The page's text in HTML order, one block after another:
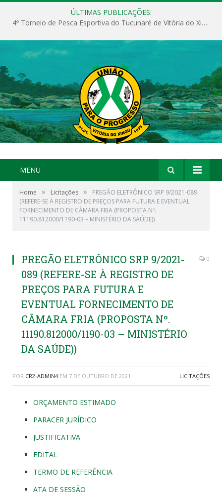
ÚLTIMAS PUBLICAÇÕES:
4º Torneio de Pesca Esportiva do Tucunaré de Vitória do Xingu
MENU
Home » Licitações »
PREGÃO ELETRÔNICO SRP 9/2021-089
(REFERE-SE À REGISTRO DE PREÇOS PARA FUTURA E EVENTUAL
FORNECIMENTO DE CÂMARA FRIA (PROPOSTA Nº.
11190.812000/1190-03 – MINISTÉRIO DA SAÚDE))
PREGÃO ELETRÔNICO SRP 9/2021-
089 (REFERE-SE À REGISTRO DE
PREÇOS PARA FUTURA E
EVENTUAL FORNECIMENTO DE
CÂMARA FRIA (PROPOSTA Nº.
11190.812000/1190-03 – MINISTÉRIO
DA SAÚDE))
0
POR CR2-ADMIN4 EM 7 DE OUTUBRO DE 2021 LICITAÇÕES
ORÇAMENTO ESTIMADO
PARACER JURÍDICO
JUSTIFICATIVA
EDITAL
TERMO DE REFERÊNCIA
ATA DE SESSÃO